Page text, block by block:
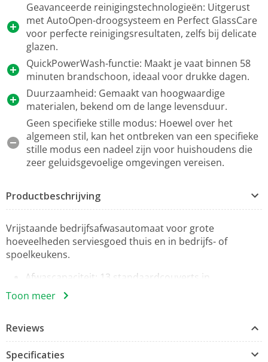
Geavanceerde reinigingstechnologieën: Uitgerust
met AutoOpen-droogsysteem en Perfect GlassCare
voor perfecte reinigingsresultaten, zelfs bij delicate
glazen.
QuickPowerWash-functie: Maakt je vaat binnen 58
minuten brandschoon, ideaal voor drukke dagen.
Duurzaamheid: Gemaakt van hoogwaardige
materialen, bekend om de lange levensduur.
Geen specifieke stille modus: Hoewel over het
algemeen stil, kan het ontbreken van een specifieke
stille modus een nadeel zijn voor huishoudens die
zeer geluidsgevoelige omgevingen vereisen.
Productbeschrijving
Vrijstaande bedrijfsafwasautomaat voor grote
hoeveelheden serviesgoed thuis en in bedrijfs- of
spoelkeukens.
Afwascapaciteit: 13 standaardcouverts in
slechts 17 min.[2]
Intuïtieve bediening door het overzichtelijke
bedieningspaneel
Toon meer
Reviews
Specificaties